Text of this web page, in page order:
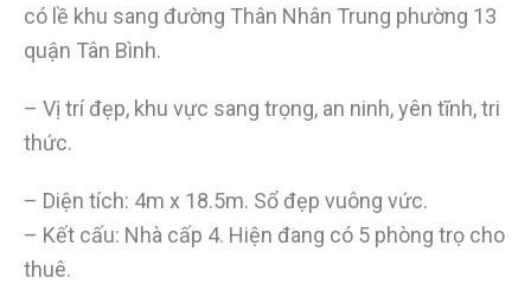
có lề khu sang đường Thân Nhân Trung phường 13
quận Tân Bình.
– Vị trí đẹp, khu vực sang trọng, an ninh, yên tĩnh, tri
thức.
– Diện tích: 4m x 18.5m. Sổ đẹp vuông vức.
– Kết cấu: Nhà cấp 4. Hiện đang có 5 phòng trọ cho
thuê.